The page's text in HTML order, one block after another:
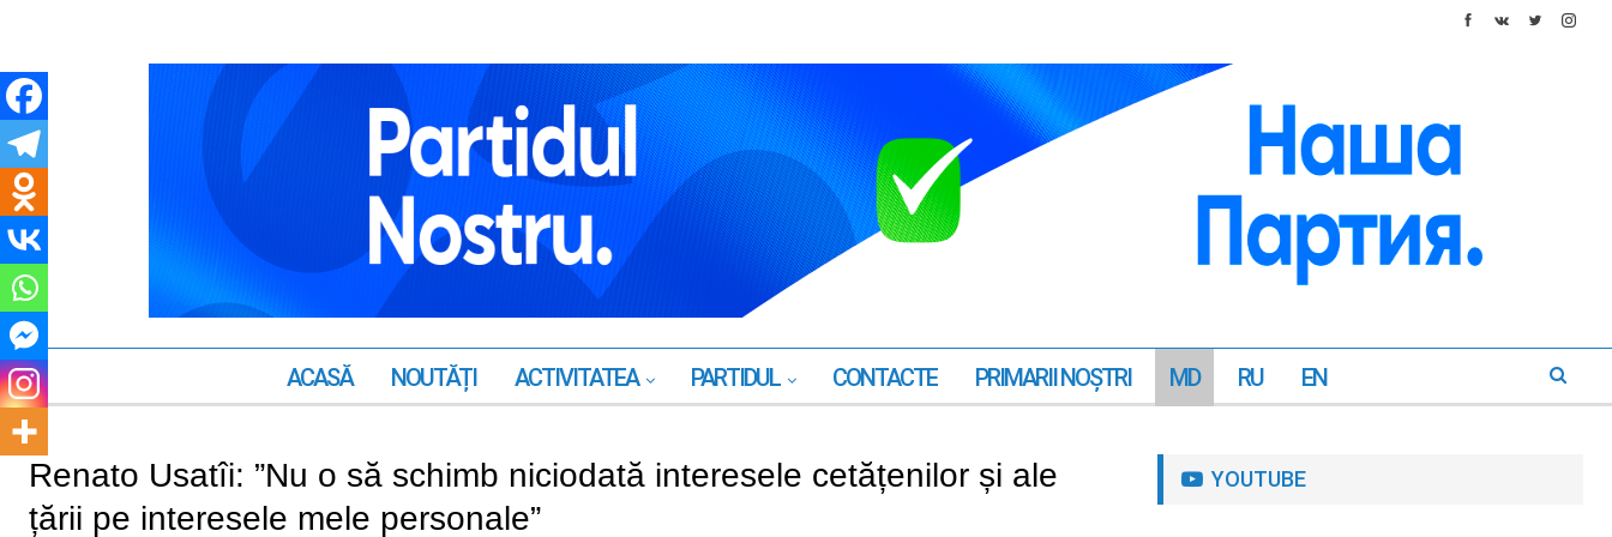
ACASĂ NOUTĂȚI ACTIVITATEA PARTIDUL CONTACTE PRIMARII NOŞTRI MD RU EN
Renato Usatîi: ”Nu o să schimb niciodată interesele cetățenilor și ale
țării pe interesele mele personale”
YOUTUBE